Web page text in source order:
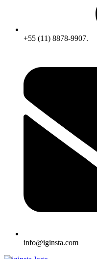
+55 (11) 8878-9907.
info@iginsta.com